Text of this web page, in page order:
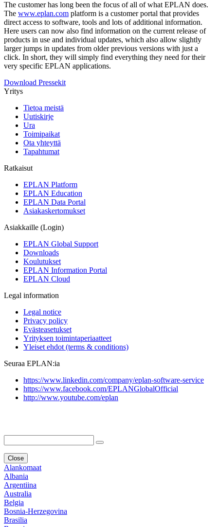
The customer has long been the focus of all of what EPLAN does.
The www.eplan.com platform is a customer portal that provides
direct access to software, tools and lots of additional information.
Here users can now also find information on the current release of
products in use and individual updates, which also allow slightly
larger jumps in updates from older previous versions with just a
click. In short, they will simply find everything they need for their
very specific EPLAN applications.
Download Pressekit
Yritys
Tietoa meistä
Uutiskirje
Ura
Toimipaikat
Ota yhteyttä
Tapahtumat
Ratkaisut
EPLAN Platform
EPLAN Education
EPLAN Data Portal
Asiakaskertomukset
Asiakkaille (Login)
EPLAN Global Support
Downloads
Koulutukset
EPLAN Information Portal
EPLAN Cloud
Legal information
Legal notice
Privacy policy
Evästeasetukset
Yrityksen toimintaperiaatteet
Yleiset ehdot (terms & conditions)
Seuraa EPLAN:ia
https://www.linkedin.com/company/eplan-software-service
https://www.facebook.com/EPLANGlobalOfficial
http://www.youtube.com/eplan
Close
Alankomaat
Albania
Argentiina
Australia
Belgia
Bosnia-Herzegovina
Brasilia